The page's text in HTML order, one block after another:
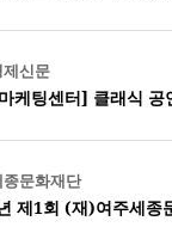
신문
케팅센터] 클래식 공
종문화재단
제1회 (재)여주세종